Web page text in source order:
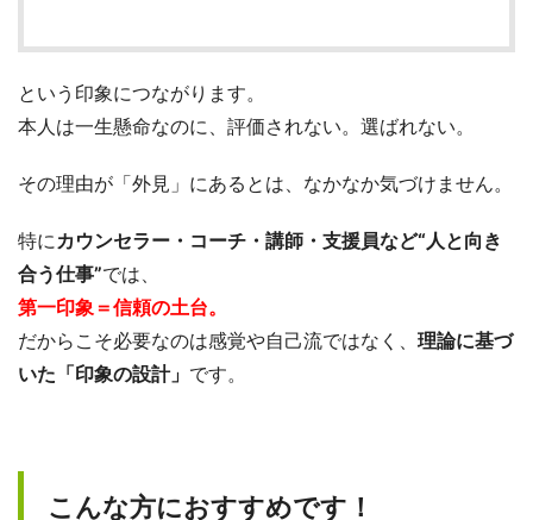
という印象につながります。
本人は一生懸命なのに、評価されない。選ばれない。
その理由が「外見」にあるとは、なかなか気づけません。
特に カウンセラー・コーチ・講師・支援員など“人と向き
合う仕事”では、
第一印象＝信頼の土台。
だからこそ必要なのは感覚や自己流ではなく、 理論に基づ
いた「印象の設計」 です。
こんな方におすすめです！